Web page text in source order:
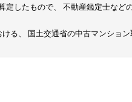
したもので、 不動産鑑定士など
ける、 国土交通省の中古マンショ